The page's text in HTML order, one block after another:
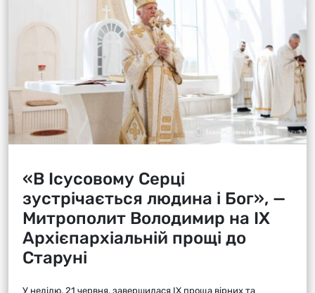
«В Ісусовому Серці
зустрічається людина і Бог», —
Митрополит Володимир на ІХ
Архієпархіальній прощі до
Старуні
У неділю, 21 червня, завершилася ІХ проща вірних та